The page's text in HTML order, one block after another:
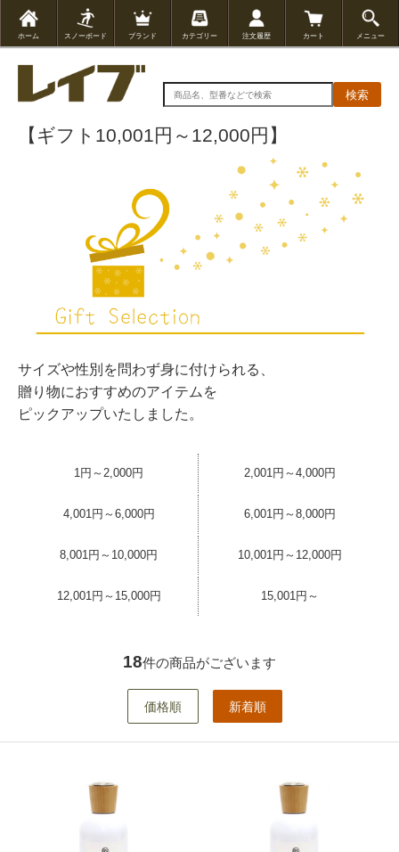
ホーム スノーボード ブランド カテゴリー 注文履歴 カート メニュー
検索
【ギフト10,001円～12,000円】
サイズや性別を問わず身に付けられる、
贈り物におすすめのアイテムを
ピックアップいたしました。
1円～2,000円 2,001円～4,000円
4,001円～6,000円 6,001円～8,000円
8,001円～10,000円 10,001円～12,000円
12,001円～15,000円 15,001円～
18件の商品がございます
価格順 新着順